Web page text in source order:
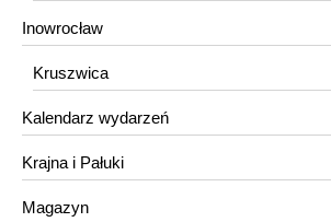
Inowrocław
Kruszwica
Kalendarz wydarzeń
Krajna i Pałuki
Magazyn